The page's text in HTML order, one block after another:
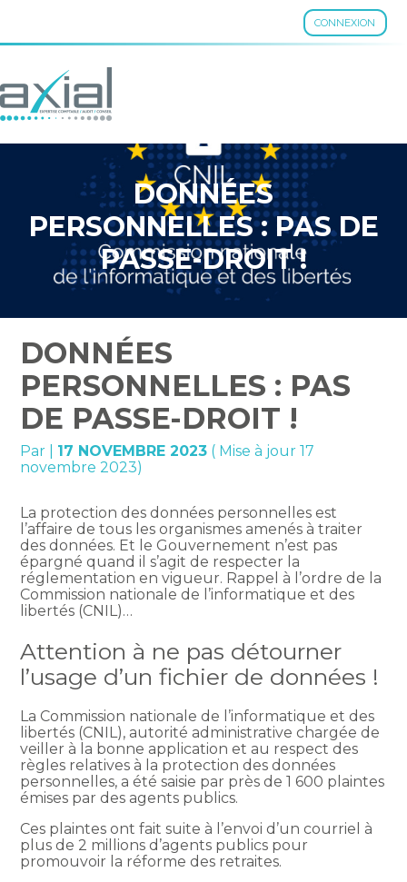
CONNEXION
Aller
au
DONNÉES
PERSONNELLES : PAS DE
PASSE-DROIT !
DONNÉES
PERSONNELLES : PAS
DE PASSE-DROIT !
Par 17 NOVEMBRE 2023 ( Mise à jour 17
novembre 2023)
La protection des données personnelles est
l’affaire de tous les organismes amenés à traiter
des données. Et le Gouvernement n’est pas
épargné quand il s’agit de respecter la
réglementation en vigueur. Rappel à l’ordre de la
Commission nationale de l’informatique et des
libertés (CNIL)…
Attention à ne pas détourner
l’usage d’un fichier de données !
La Commission nationale de l’informatique et des
libertés (CNIL), autorité administrative chargée de
veiller à la bonne application et au respect des
règles relatives à la protection des données
personnelles, a été saisie par près de 1 600 plaintes
émises par des agents publics.
Ces plaintes ont fait suite à l’envoi d’un courriel à
plus de 2 millions d’agents publics pour
promouvoir la réforme des retraites.